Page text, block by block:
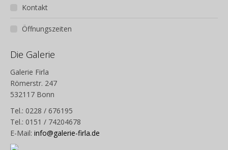
Kontakt
Öffnungszeiten
Die Galerie
Galerie Firla
Römerstr. 247
532117 Bonn
Tel.: 0228 / 676195
Tel.: 0151 / 74204678
E-Mail: info@galerie-firla.de